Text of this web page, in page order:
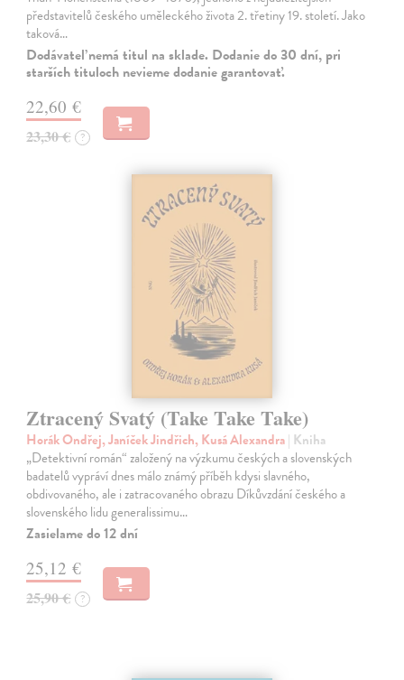
představitelů českého uměleckého života 2. třetiny 19. století. Jako
taková…
Dodávateľ nemá titul na sklade. Dodanie do 30 dní, pri
starších tituloch nevieme dodanie garantovať.
22,60 €
23,30 € ?
Ztracený Svatý (Take Take Take)
Horák Ondřej, Janíček Jindřich, Kusá Alexandra| Kniha
„Detektivní román“ založený na výzkumu českých a slovenských
badatelů vypráví dnes málo známý příběh kdysi slavného,
obdivovaného, ale i zatracovaného obrazu Díkůvzdání českého a
slovenského lidu generalissimu…
Zasielame do 12 dní
25,12 €
25,90 € ?